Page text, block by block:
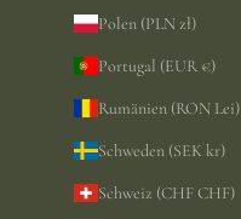
Polen (PLN zł)
Portugal (EUR €)
Rumänien (RON Lei)
Schweden (SEK kr)
Schweiz (CHF CHF)